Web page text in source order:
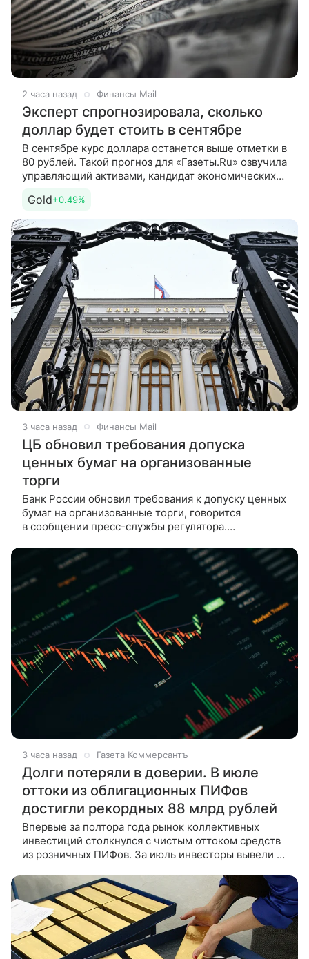
2 часа назад Финансы Mail
Эксперт спрогнозировала, сколько
доллар будет стоить в сентябре
В сентябре курс доллара останется выше отметки в
80 рублей. Такой прогноз для «Газеты.Ru» озвучила
управляющий активами, кандидат экономических
экономических
Gold+0.49%
3 часа назад Финансы Mail
ЦБ обновил требования допуска
ценных бумаг на организованные
торги
Банк России обновил требования к допуску ценных
бумаг на организованные торги, говорится
в сообщении пресс-службы регулятора.
хорошо зарекомендовавшие
3 часа назад Газета Коммерсантъ
Долги потеряли в доверии. В июле
оттоки из облигационных ПИФов
достигли рекордных 88 млрд рублей
Впервые за полтора года рынок коллективных
инвестиций столкнулся с чистым оттоком средств
из розничных ПИФов. За июль инвесторы вывели из
снижении ключевой